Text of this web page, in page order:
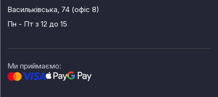
Васильківська, 74 (офіс 8)
Пн - Пт з 12 до 15
Ми приймаємо: